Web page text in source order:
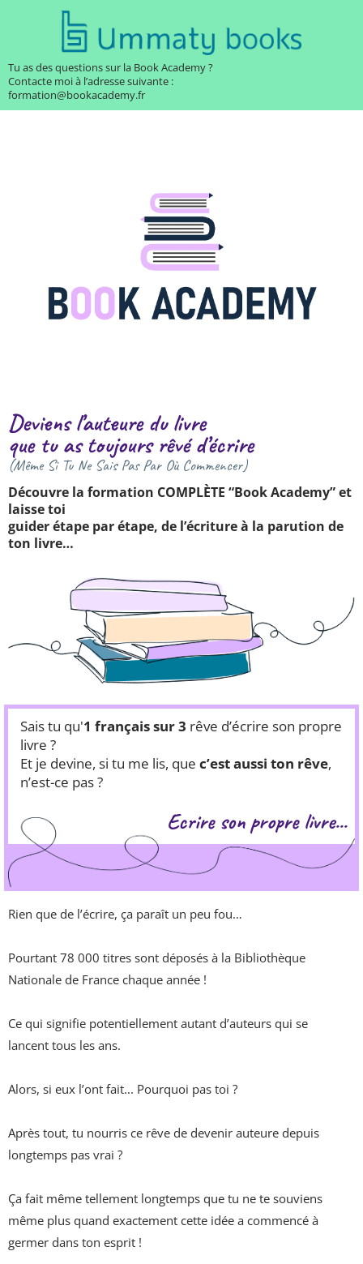
Tu as des questions sur la Book Academy ?
Contacte moi à l’adresse suivante :
formation@bookacademy.fr
Deviens l’auteure du livre
que tu as toujours rêvé d’écrire
(Même Si Tu Ne Sais Pas Par Où Commencer)
Découvre la formation COMPLÈTE “Book Academy” et
laisse toi
guider étape par étape, de l’écriture à la parution de
ton livre…
Sais tu qu'1 français sur 3 rêve d’écrire son propre
livre ?
Et je devine, si tu me lis, que c’est aussi ton rêve,
n’est-ce pas ?
Ecrire son propre livre...
Rien que de l’écrire, ça paraît un peu fou…
Pourtant 78 000 titres sont déposés à la Bibliothèque
Nationale de France chaque année !
Ce qui signifie potentiellement autant d’auteurs qui se
lancent tous les ans.
Alors, si eux l’ont fait... Pourquoi pas toi ?
Après tout, tu nourris ce rêve de devenir auteure depuis
longtemps pas vrai ?
Ça fait même tellement longtemps que tu ne te souviens
même plus quand exactement cette idée a commencé à
germer dans ton esprit !